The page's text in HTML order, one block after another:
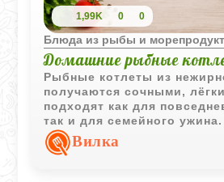
1,99K 0 0
Блюда из рыбы и
Домашние рыбные
Рыбные котлеты из
получаются сочными,
подходят как для
так и для семейного
рецептура позволяет
натуральный вкус рыбы
Вилка